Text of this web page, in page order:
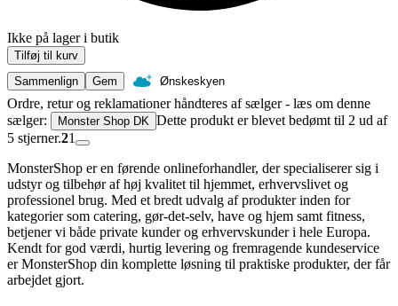
Ikke på lager i butik
Tilføj til kurv
Sammenlign
Gem Ønskeskyen
Ordre, retur og reklamationer håndteres af sælger - læs om denne
sælger:
Monster Shop DK Dette produkt er blevet bedømt til 2 ud af
5 stjerner.21
MonsterShop er en førende onlineforhandler, der specialiserer sig i
udstyr og tilbehør af høj kvalitet til hjemmet, erhvervslivet og
professionel brug. Med et bredt udvalg af produkter inden for
kategorier som catering, gør-det-selv, have og hjem samt fitness,
betjener vi både private kunder og erhvervskunder i hele Europa.
Kendt for god værdi, hurtig levering og fremragende kundeservice
er MonsterShop din komplette løsning til praktiske produkter, der får
arbejdet gjort.